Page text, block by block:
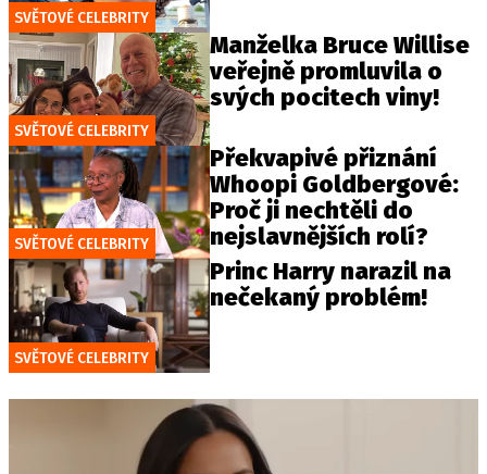
SVĚTOVÉ CELEBRITY
SVĚTOVÉ CELEBRITY
Manželka Bruce Willise
veřejně promluvila o
svých pocitech viny!
SVĚTOVÉ CELEBRITY
Překvapivé přiznání
Whoopi Goldbergové:
Proč ji nechtěli do
nejslavnějších rolí?
SVĚTOVÉ CELEBRITY
Princ Harry narazil na
nečekaný problém!